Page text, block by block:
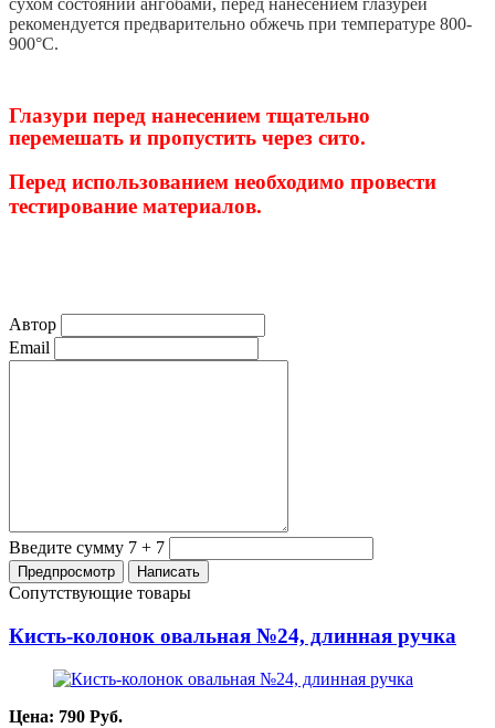
рекомендуется предварительно обжечь при температуре 800-
900°С.
Глазури перед нанесением тщательно
перемешать и пропустить через сито.
Перед использованием необходимо провести
тестирование материалов.
Автор
Email
Введите сумму 7 + 7
Сопутствующие товары
Кисть-колонок овальная №24, длинная ручка
Цена: 790 Руб.